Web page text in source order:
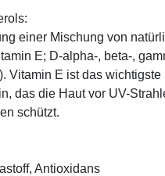
einer Mischung von
E; D-alpha-, beta-,
Vitamin E ist das wichtigste
das die Haut vor UV-
schützt.
Antioxidans